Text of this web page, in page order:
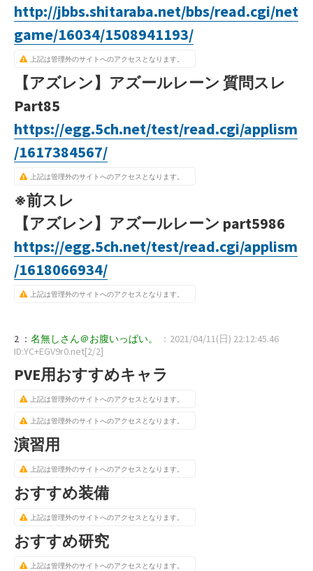
http://jbbs.shitaraba.net/bbs/read.cgi/net
game/16034/1508941193/
上記は管理外のサイトへのアクセスとなります。
【アズレン】アズールレーン 質問スレ
Part85
https://egg.5ch.net/test/read.cgi/applism
/1617384567/
上記は管理外のサイトへのアクセスとなります。
※前スレ
【アズレン】アズールレーン part5986
https://egg.5ch.net/test/read.cgi/applism
/1618066934/
上記は管理外のサイトへのアクセスとなります。
2 ： 名無しさん＠お腹いっぱい。
：2021/04/11(日) 22:12:45.46
ID:YC+EGV9r0.net[2/2]
PVE用おすすめキャラ
上記は管理外のサイトへのアクセスとなります。
上記は管理外のサイトへのアクセスとなります。
演習用
上記は管理外のサイトへのアクセスとなります。
おすすめ装備
上記は管理外のサイトへのアクセスとなります。
おすすめ研究
上記は管理外のサイトへのアクセスとなります。